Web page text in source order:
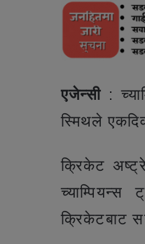
एजेन्सी:
स्मिथले
क्रिकेट
क्रिकेटबाट